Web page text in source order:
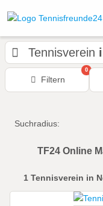
Tennisverein
Filtern
0
Suchradius:
TF24 Online
1Tennisverein in